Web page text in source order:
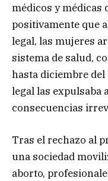
médicos y médicas
positivamente que
legal, las mujeres
sistema de salud,
hasta diciembre del
legal las expulsaba
consecuencias
Tras el rechazo al
una sociedad
aborto,